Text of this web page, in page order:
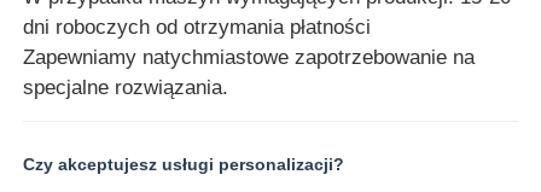
dni roboczych od otrzymania płatności
Zapewniamy natychmiastowe zapotrzebowanie na
specjalne rozwiązania.
Czy akceptujesz usługi personalizacji?